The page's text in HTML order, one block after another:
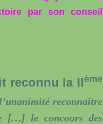
par son conseil
reconnu la IIème
reconnaître
[…] le concours des